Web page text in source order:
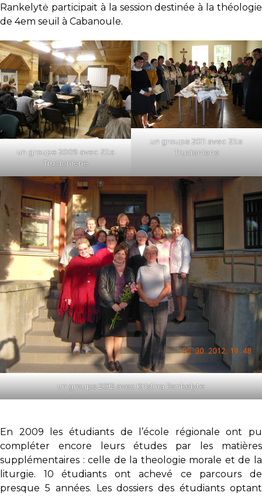
Rankelytė participait à la session destinée à la théologie
de 4em seuil à Cabanoule.
un groupe 2009 avec Zita
Trucioniene
un groupe 2011 avec Zita
Trucioniene
un groupe 2012 avec Kristina Rankelyte
En 2009 les étudiants de l’école régionale ont pu
compléter encore leurs études par les matières
supplémentaires : celle de la theologie morale et de la
liturgie. 10 étudiants ont achevé ce parcours de
presque 5 années. Les dossiers des étudiants optant